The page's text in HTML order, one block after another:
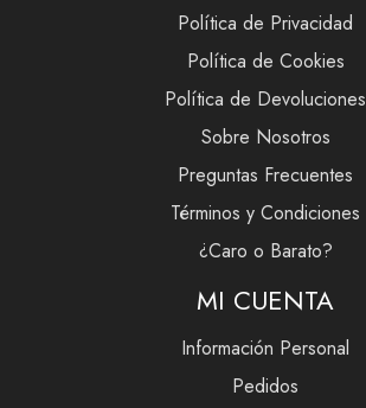
Política de Privacidad
Política de Cookies
Política de Devoluciones
Sobre Nosotros
Preguntas Frecuentes
Términos y Condiciones
¿Caro o Barato?
MI CUENTA
Información Personal
Pedidos